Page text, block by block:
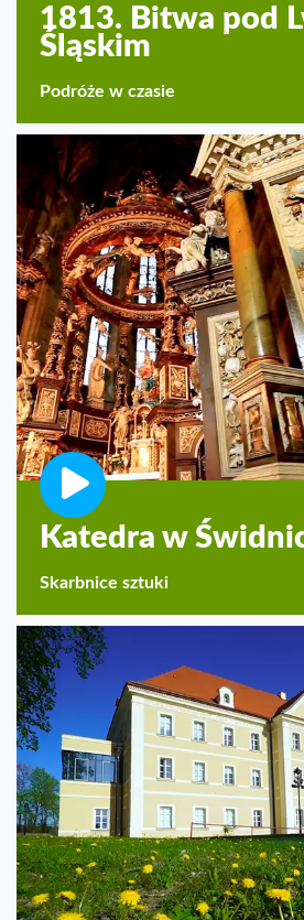
1813. Bitwa pod
Śląskim
Podróże w czasie
Katedra w
Skarbnice sztuki